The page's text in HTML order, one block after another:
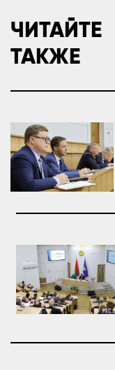
ЧИТАЙТЕ
ТАКЖЕ